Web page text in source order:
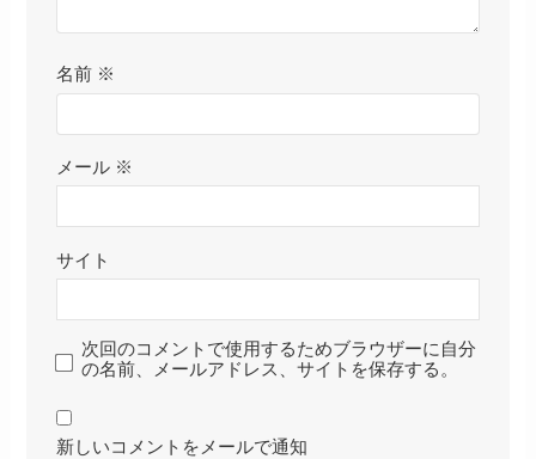
名前 ※
メール ※
サイト
次回のコメントで使用するためブラウザーに自分
の名前、メールアドレス、サイトを保存する。
新しいコメントをメールで通知